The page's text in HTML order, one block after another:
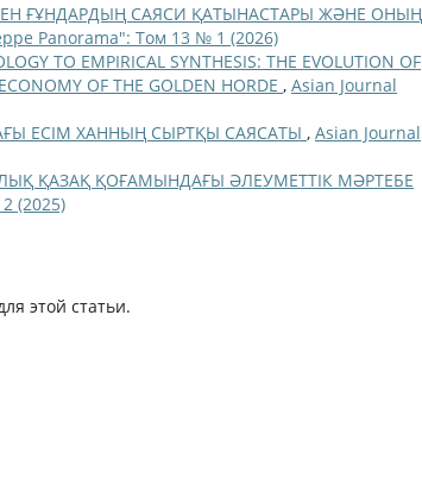
ҒҰНДАРДЫҢ САЯСИ ҚАТЫНАСТАРЫ ЖӘНЕ ОНЫҢ
Panorama": Том 13 № 1 (2026)
TO EMPIRICAL SYNTHESIS: THE EVOLUTION OF
OF THE GOLDEN HORDE , Asian Journal
ЕСІМ ХАННЫҢ СЫРТҚЫ САЯСАТЫ , Asian Journal
ҚАЗАҚ ҚОҒАМЫНДАҒЫ ӘЛЕУМЕТТІК МӘРТЕБЕ
(2025)
этой статьи.